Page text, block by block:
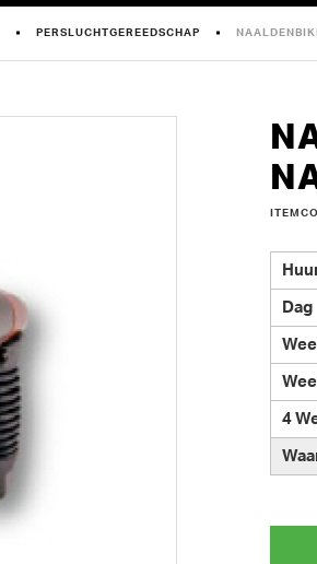
PERSLUCHTGEREEDSCHAP
Dag
4